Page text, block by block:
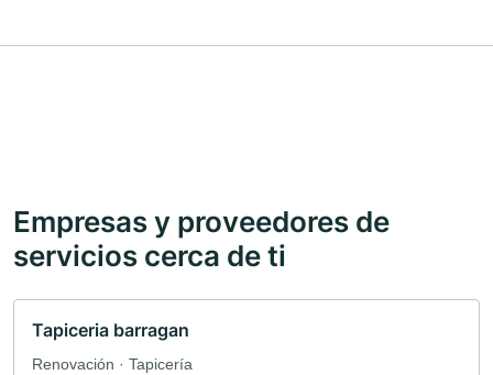
Empresas y proveedores de
servicios cerca de ti
Tapiceria barragan
Renovación · Tapicería